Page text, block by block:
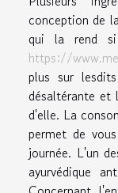
conception de
qui la rend si
https://
plus sur
désaltérante et
d'elle. La
permet de
journée. L'un
ayurvédique